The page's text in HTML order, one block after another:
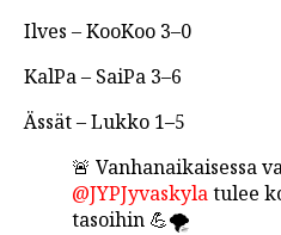
Ilves – KooKoo 3–0
KalPa – SaiPa 3–6
Ässät – Lukko 1–5
🚨 Vanhanaikaisessa
@JYPJyvaskylatulee
tasoihin 💪🌪️